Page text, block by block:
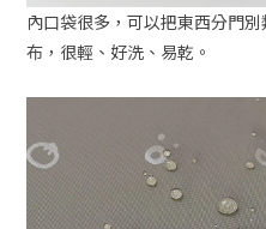
內口袋很多，可以把東西分門
布，很輕、好洗、易乾。